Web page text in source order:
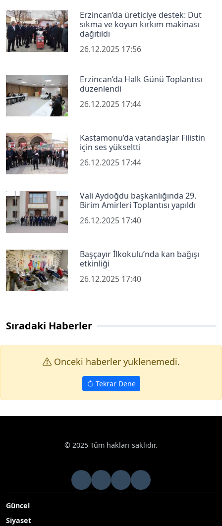
Erzincan’da üreticiye destek: Dut
sıkma ve koyun kırkım makinası
dağıtıldı
26.12.2025 17:56
Erzincan’da Halk Günü Toplantısı
düzenlendi
26.12.2025 17:44
Kastamonu’da vatandaşlar Filistin
için ses yükseltti
26.12.2025 17:44
Vali Aydoğdu başkanlığında 29.
Birim Amirleri Toplantısı yapıldı
26.12.2025 17:40
Başçayır İlkokulu’nda kan bağışı
etkinliği
26.12.2025 17:40
Sıradaki Haberler
Onceki haberler yuklenemedi.
Tekrar Dene
© 2025 Tüm hakları saklıdır.
Güncel
Siyaset